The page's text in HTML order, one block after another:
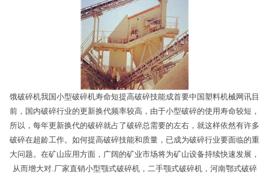
饿破碎机我国小型破碎机寿命短提高破碎技能成首要中国塑料机械网讯目
前，国内破碎行业的更新换代频率较高，由于小型破碎的使用寿命较短，
所以，每年更新换代的破碎就占了破碎总需要的左右，就这样依然有许多
破碎在超龄工作。如何提高破碎技能和质量，已成为破碎行业要面临的重
大问题。在矿山应用方面，广阔的矿业市场将为矿山设备持续快速发展，
从而增大对.厂家直销小型颚式破碎机，二手颚式破碎机，河南鄂式破碎